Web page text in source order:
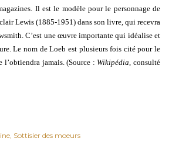
Il est le modèle pour le personnage de
Lewis (1885-1951) dans son livre, qui recevra
C’est une œuvre importante qui idéalise et
Le nom de Loeb est plusieurs fois cité pour le
jamais. (Source : Wikipédia, consulté
Sottisier des moeurs